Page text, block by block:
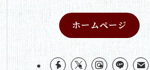
ホームページ